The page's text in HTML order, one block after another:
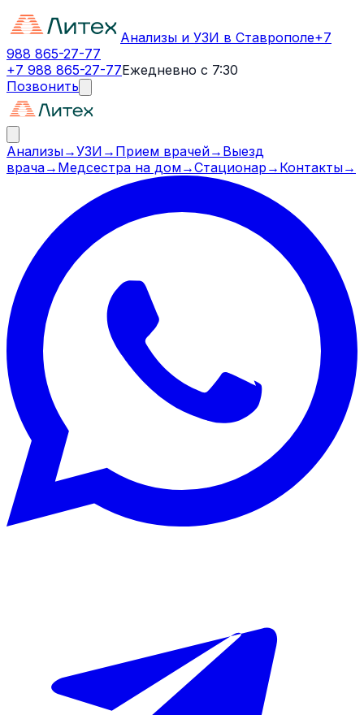
Анализы и УЗИ в Ставрополе+7
988 865-27-77
+7 988 865-27-77Ежедневно с 7:30
Позвонить
Анализы→УЗИ → Прием врачей→ Выезд
врача→ Медсестра на дом→Стационар → Контакты→